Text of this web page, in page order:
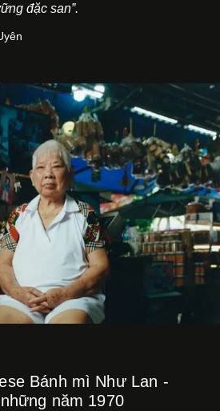
đặc san”.
Bánh mì Như Lan -
năm 1970